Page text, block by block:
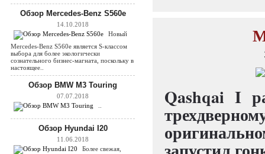
Обзор Mercedes-Benz S560e
14.10.2018
Новый
Mercedes-Benz S560e является S-классом
выбора для более экологически
сознательного бизнес-магната, поскольку в
настоящее..
Обзор BMW M3 Touring
07.07.2018
Обзор Hyundai I20
11.06.2018
Более свежая,
Qashqai I